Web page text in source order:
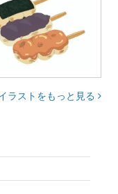
ラストをもっと見る